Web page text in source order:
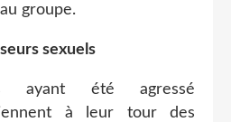
groupe.
sexuels
ayant été agressé
à leur tour des